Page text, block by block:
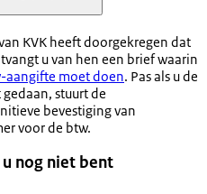
KVK heeft doorgekregen dat
u van hen een brief waarin
aangifte moet doen. Pas als u de
stuurt de
bevestiging van
voor de btw.
nog niet bent